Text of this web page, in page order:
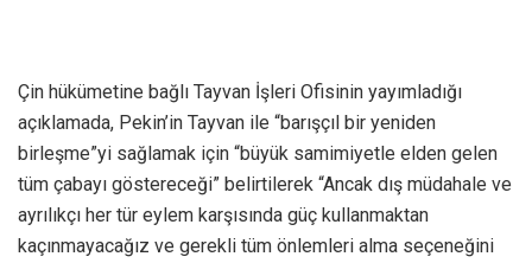
Çin hükümetine bağlı Tayvan İşleri Ofisinin yayımladığı
açıklamada, Pekin’in Tayvan ile “barışçıl bir yeniden
birleşme”yi sağlamak için “büyük samimiyetle elden gelen
tüm çabayı göstereceği” belirtilerek “Ancak dış müdahale ve
ayrılıkçı her tür eylem karşısında güç kullanmaktan
kaçınmayacağız ve gerekli tüm önlemleri alma seçeneğini